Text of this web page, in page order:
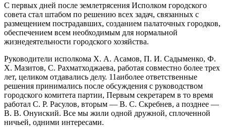
С первых дней после землетрясения Исполком го­родского
совета стал штабом по решению всех задач, связанных с
размещением пострадавших, созданием палаточных городков,
обеспечением всем необходимым для нормальной
жизнедеятельности городского хозяй­ства.
Руководители исполкома X. А. Асамов, П. И. Садыменко, Ф.
X. Мазитов, С. Рахматходжаева, работая совместно более трех
лет, целиком отдавались делу. 11аиболее ответственные
решения принимались после обсуждения с руководством
городского комитета пар­тии, Первым секретарем в то время
работал С. Р. Расулов, вторым — В. С. Скребнев, а позднее —
В. В. Онуиский. Все мы жили одной дружной, сплоченной
ничьей, одними интересами.